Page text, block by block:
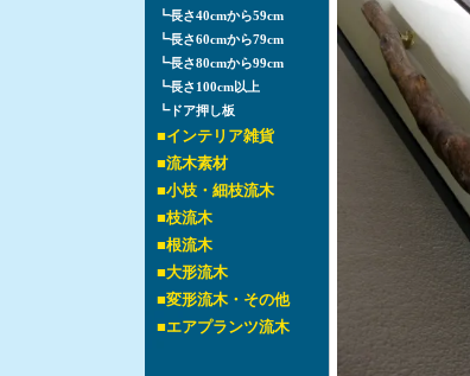
┗長さ40cmから59cm
┗長さ60cmから79cm
┗長さ80cmから99cm
┗長さ100cm以上
┗ドア押し板
■インテリア雑貨
■流木素材
■小枝・細枝流木
■枝流木
■根流木
■大形流木
■変形流木・その他
■エアプランツ流木